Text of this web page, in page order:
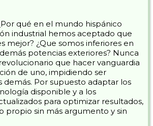
qué en el mundo hispánico
industrial hemos aceptado que
mejor? ¿Que somos inferiores en
potencias exteriores? Nunca
que hacer vanguardia
de uno, impidiendo ser
demás. Por supuesto adaptar los
disponible y a los
para optimizar resultados,
propio sin más argumento y sin